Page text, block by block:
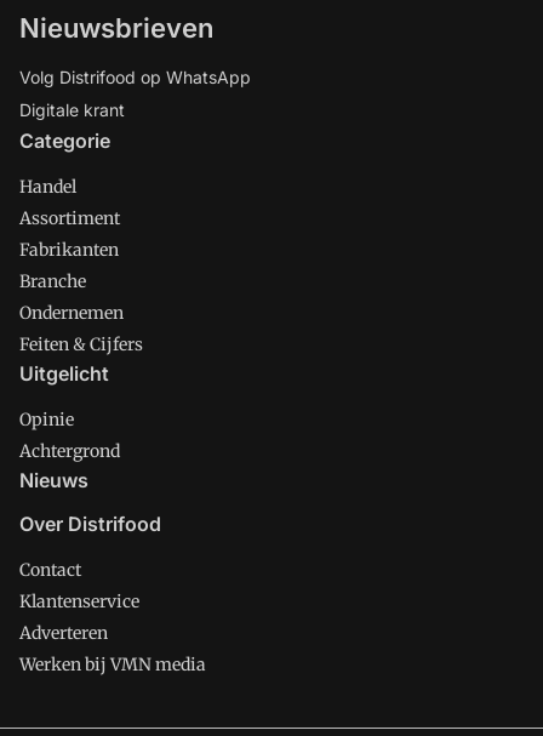
Nieuwsbrieven
Volg Distrifood op WhatsApp
Digitale krant
Categorie
Handel
Assortiment
Fabrikanten
Branche
Ondernemen
Feiten & Cijfers
Uitgelicht
Opinie
Achtergrond
Nieuws
Over Distrifood
Contact
Klantenservice
Adverteren
Werken bij VMN media